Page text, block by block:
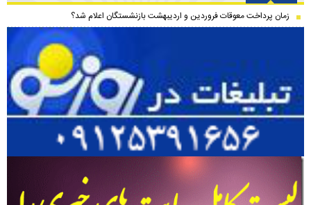
زمان پرداخت معوقات فروردین و اردیبهشت بازنشستگان اعلام شد؟